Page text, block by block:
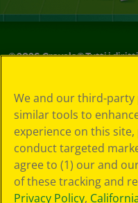
©2026Crayola® Tutti i
in materia di
privacy
Informativa sulla
privacy
Termini SMS
GDPR
Informativa sulla
We and our third-party
similar tools to
experience on this
conduct targeted
agree to (1) our and
of these tracking and
Privacy Policy,